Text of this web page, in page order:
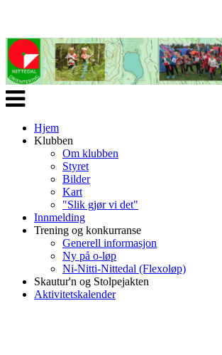
Veksle
navigasjon
Hjem
Klubben
Om klubben
Styret
Bilder
Kart
"Slik gjør vi det"
Innmelding
Trening og konkurranse
Generell informasjon
Ny på o-løp
Ni-Nitti-Nittedal (Flexoløp)
Skautur'n og Stolpejakten
Aktivitetskalender